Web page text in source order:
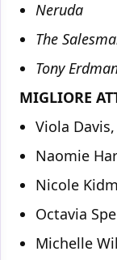
Neruda
The
Tony
MIGLIORE
Viola Davis,
Naomie
Nicole
Octavia
Michelle